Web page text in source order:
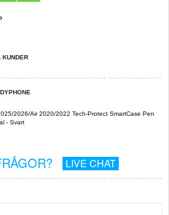
2026/Air 2020/2022 Tech-Protect SmartCase Pen
- Svart
LIVE CHAT